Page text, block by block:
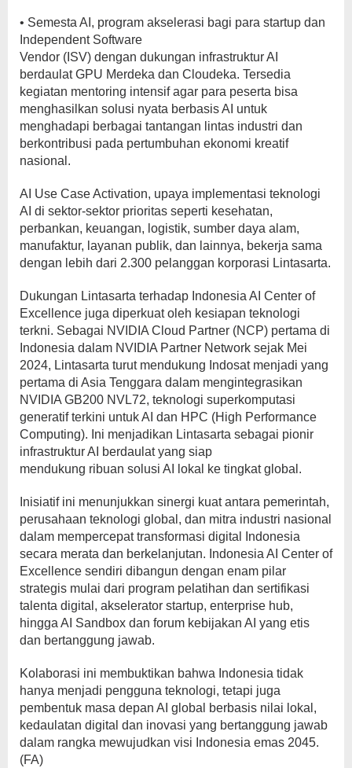
• Semesta AI, program akselerasi bagi para startup dan
Independent Software
Vendor (ISV) dengan dukungan infrastruktur AI
berdaulat GPU Merdeka dan Cloudeka. Tersedia
kegiatan mentoring intensif agar para peserta bisa
menghasilkan solusi nyata berbasis AI untuk
menghadapi berbagai tantangan lintas industri dan
berkontribusi pada pertumbuhan ekonomi kreatif
nasional.
AI Use Case Activation, upaya implementasi teknologi
AI di sektor-sektor prioritas seperti kesehatan,
perbankan, keuangan, logistik, sumber daya alam,
manufaktur, layanan publik, dan lainnya, bekerja sama
dengan lebih dari 2.300 pelanggan korporasi Lintasarta.
Dukungan Lintasarta terhadap Indonesia AI Center of
Excellence juga diperkuat oleh kesiapan teknologi
terkni. Sebagai NVIDIA Cloud Partner (NCP) pertama di
Indonesia dalam NVIDIA Partner Network sejak Mei
2024, Lintasarta turut mendukung Indosat menjadi yang
pertama di Asia Tenggara dalam mengintegrasikan
NVIDIA GB200 NVL72, teknologi superkomputasi
generatif terkini untuk AI dan HPC (High Performance
Computing). Ini menjadikan Lintasarta sebagai pionir
infrastruktur AI berdaulat yang siap
mendukung ribuan solusi AI lokal ke tingkat global.
Inisiatif ini menunjukkan sinergi kuat antara pemerintah,
perusahaan teknologi global, dan mitra industri nasional
dalam mempercepat transformasi digital Indonesia
secara merata dan berkelanjutan. Indonesia AI Center of
Excellence sendiri dibangun dengan enam pilar
strategis mulai dari program pelatihan dan sertifikasi
talenta digital, akselerator startup, enterprise hub,
hingga AI Sandbox dan forum kebijakan AI yang etis
dan bertanggung jawab.
Kolaborasi ini membuktikan bahwa Indonesia tidak
hanya menjadi pengguna teknologi, tetapi juga
pembentuk masa depan AI global berbasis nilai lokal,
kedaulatan digital dan inovasi yang bertanggung jawab
dalam rangka mewujudkan visi Indonesia emas 2045.
(FA)